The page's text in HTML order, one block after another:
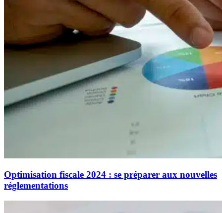
Optimisation fiscale 2024 : se préparer aux nouvelles
réglementations